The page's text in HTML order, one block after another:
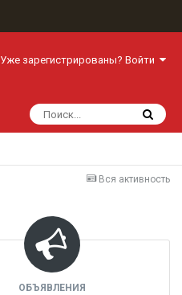
Уже зарегистрированы? Войти
Вся активность
ОБЪЯВЛЕНИЯ